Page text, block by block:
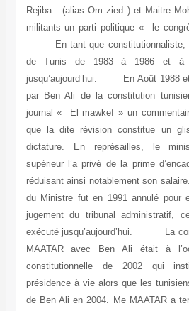
Rejiba (alias Om zied ) et Maitre
militants un parti politique « le
En tant que constitutionnaliste, il
de Tunis de 1983 à 1986 et à
jusqu’aujourd’hui. En Août 1988
par Ben Ali de la constitution
journal « El mawkef » un
que la dite révision constitue un
dictature. En représailles, le
supérieur l’a privé de la prime
réduisant ainsi notablement son
du Ministre fut en 1991 annulé pour
jugement du tribunal administratif,
exécuté jusqu’aujourd’hui. La
MAATAR avec Ben Ali était à
constitutionnelle de 2002 qui
présidence à vie alors que les
de Ben Ali en 2004. Me MAATAR a